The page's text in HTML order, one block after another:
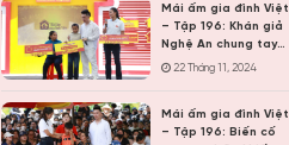
Mái ấm gia đình Việt
– Tập 196: Khán giả
Nghệ An chung tay
cùng Lâm Vỹ Dạ, Minh
đồng cho hoàn cảnh
khó khăn
22 Tháng 11, 2024
Mái ấm gia đình Việt
– Tập 196: Biến cố